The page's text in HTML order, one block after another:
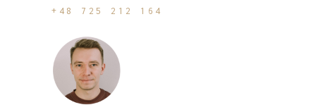
+48 725 212 164